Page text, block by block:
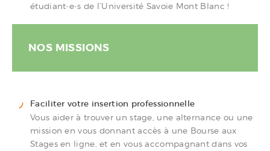
étudiant·e·s de l’Université Savoie Mont Blanc !
NOS MISSIONS
Faciliter votre insertion professionnelle
Vous aider à trouver un stage, une alternance ou une
mission en vous donnant accès à une Bourse aux
Stages en ligne, et en vous accompagnant dans vos